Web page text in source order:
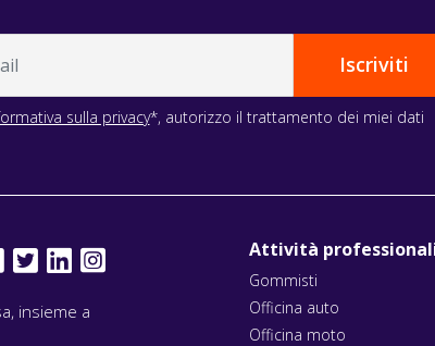
sulla privacy*, autorizzo il trattamento dei miei dati
insieme a
Attività
Gommisti
Officina auto
Officina moto